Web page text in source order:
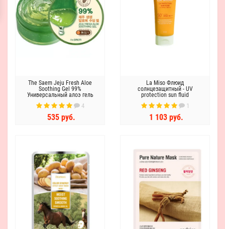
The Saem Jeju Fresh Aloe
Soothing Gel 99%
Универсальный алоэ гель
4
535 руб.
La Miso Флюид
солнцезащитный - UV
protection sun fluid
SPF50+PA+++, 50мл
1
1 103 руб.